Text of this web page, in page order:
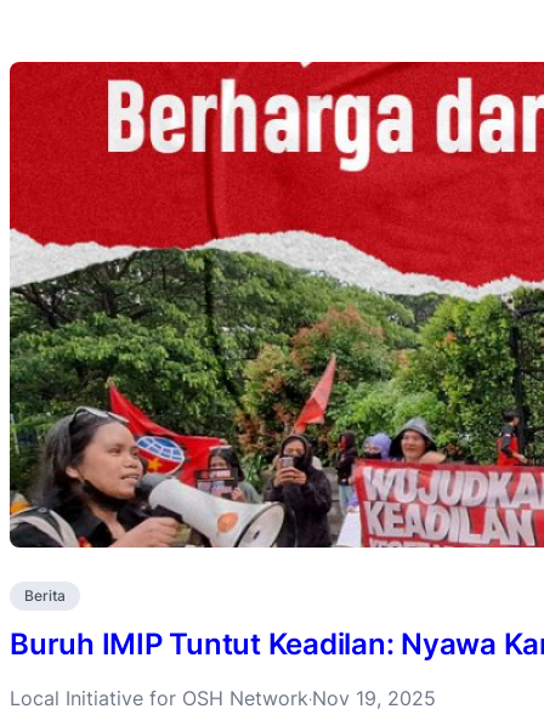
Berita
Buruh IMIP Tuntut Keadilan: Nyawa
Local Initiative for OSH Network·Nov 19, 2025